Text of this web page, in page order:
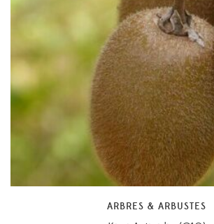
ARBRES & ARBUSTES